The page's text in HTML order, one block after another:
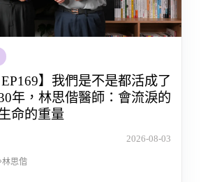
EP169】我們是不是都活成了
年，林思偕醫師：會流淚的
命的重量
2026-08-03
林思偕